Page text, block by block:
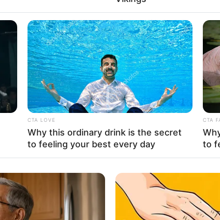
ξεκίνησε χρόνια πριν… Θυμάστε την Καϊλή;;; Γιατί δεν
το κάνουν τώρα;;; Και αύριο θα είναι εδώ και η Κοβέσι για το
Άρειο Πάγο.. Πολλές οι συμπτώσεις και καλό θα ήταν εμείς
ως τέτοιες.. Ως συμπτώσεις δηλαδή… Γνώμη μου είναι ότι θα
εξελίξεις από εδώ και πέρα, ειδικά στην πολιτική σκηνή
να δούμε μαζί το ρεπορτάζ…
γράφει: Νέα εξέλιξη πολύκροτη υπόθεσητου Qatargate
CTA LOVE
Why this ordinary drink is the secret
to feeling your best every day
CTA
to